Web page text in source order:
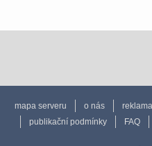
mapa serveru o nás reklama
publikační podmínky
FAQ